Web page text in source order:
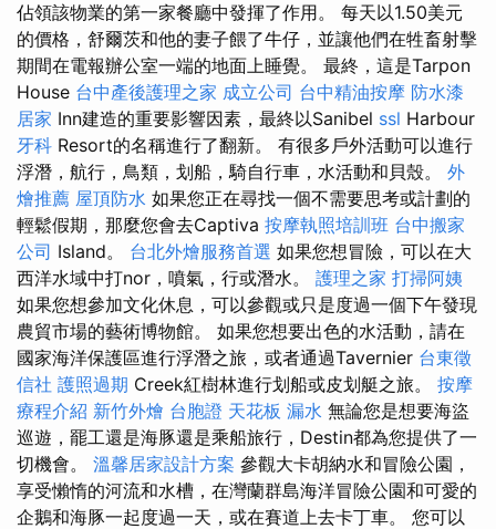
佔領該物業的第一家餐廳中發揮了作用。 每天以1.50美元
的價格，舒爾茨和他的妻子餵了牛仔，並讓他們在牲畜射擊
期間在電報辦公室一端的地面上睡覺。 最終，這是Tarpon
House 台中產後護理之家 成立公司 台中精油按摩 防水漆
居家 Inn建造的重要影響因素，最終以Sanibel ssl Harbour
牙科 Resort的名稱進行了翻新。 有很多戶外活動可以進行
浮潛，航行，鳥類，划船，騎自行車，水活動和貝殼。 外
燴推薦 屋頂防水 如果您正在尋找一個不需要思考或計劃的
輕鬆假期，那麼您會去Captiva 按摩執照培訓班 台中搬家
公司 Island。 台北外燴服務首選 如果您想冒險，可以在大
西洋水域中打nor，噴氣，行或潛水。 護理之家 打掃阿姨
如果您想參加文化休息，可以參觀或只是度過一個下午發現
農貿市場的藝術博物館。 如果您想要出色的水活動，請在
國家海洋保護區進行浮潛之旅，或者通過Tavernier 台東徵
信社 護照過期 Creek紅樹林進行划船或皮划艇之旅。 按摩
療程介紹 新竹外燴 台胞證 天花板 漏水 無論您是想要海盜
巡遊，罷工還是海豚還是乘船旅行，Destin都為您提供了一
切機會。 溫馨居家設計方案 參觀大卡胡納水和冒險公​​園，
享受懶惰的河流和水槽，在灣蘭群島海洋冒險公園和可愛的
企鵝和海豚一起度過一天，或在賽道上去卡丁車。 您可以